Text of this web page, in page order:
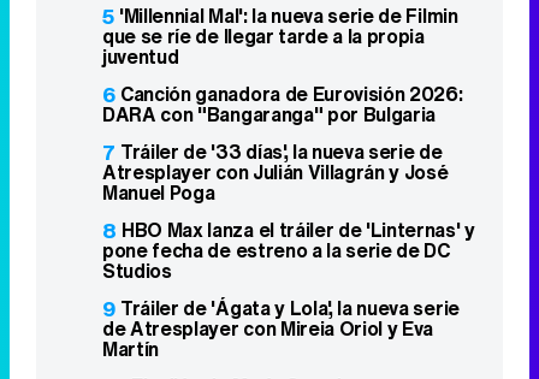
5 'Millennial Mal': la nueva serie de Filmin
que se ríe de llegar tarde a la propia
juventud
6 Canción ganadora de Eurovisión 2026:
DARA con "Bangaranga" por Bulgaria
7 Tráiler de '33 días', la nueva serie de
Atresplayer con Julián Villagrán y José
Manuel Poga
8 HBO Max lanza el tráiler de 'Linternas' y
pone fecha de estreno a la serie de DC
Studios
9 Tráiler de 'Ágata y Lola', la nueva serie
de Atresplayer con Mireia Oriol y Eva
Martín